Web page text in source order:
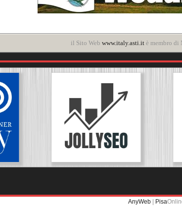
il Sito Web www.italy.asti.itè membro di
AnyWeb | Pisa